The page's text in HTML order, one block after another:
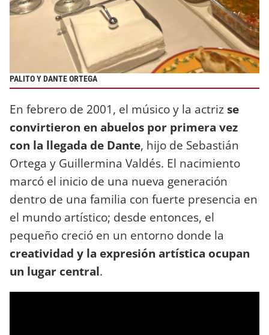
PALITO Y DANTE ORTEGA
En febrero de 2001, el músico y la actrizse
convirtieron en abuelos por primera vez
con la llegada de Dante, hijo de Sebastián
Ortega y Guillermina Valdés. El nacimiento
marcó el inicio de una nueva generación
dentro de una familia con fuerte presencia en
el mundo artístico; desde entonces, el
pequeño creció en un entorno donde la
creatividad y la expresión artística ocupan
un lugar central.